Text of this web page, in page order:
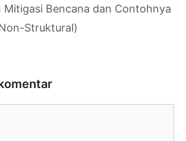
Mitigasi Bencana dan Contohnya
Struktural)